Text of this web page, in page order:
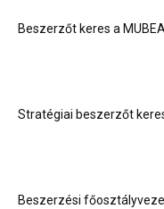
Beszerzőt keres a
Stratégiai beszerzőt
Beszerzési